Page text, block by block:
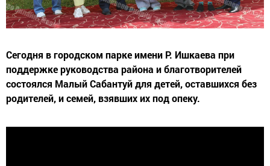
Сегодня в городском парке имени Р. Ишкаева при
поддержке руководства района и благотворителей
состоялся Малый Сабантуй для детей, оставшихся без
родителей, и семей, взявших их под опеку.